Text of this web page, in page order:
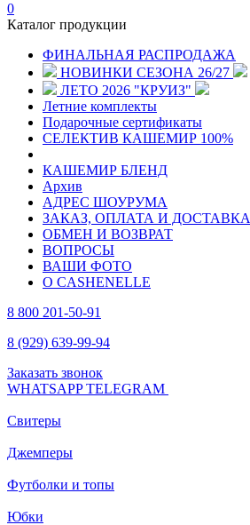
0
Каталог продукции
ФИНАЛЬНАЯ РАСПРОДАЖА
НОВИНКИ СЕЗОНА 26/27
ЛЕТО 2026 "КРУИЗ"
Летние комплекты
Подарочные сертификаты
СЕЛЕКТИВ КАШЕМИР 100%
КАШЕМИР БЛЕНД
Архив
АДРЕС ШОУРУМА
ЗАКАЗ, ОПЛАТА И ДОСТАВКА
ОБМЕН И ВОЗВРАТ
ВОПРОСЫ
ВАШИ ФОТО
О CASHENELLE
8 800 201-50-91
8 (929) 639-99-94
Заказать звонок
WHATSAPPTELEGRAM
Свитеры
Джемперы
Футболки и топы
Юбки